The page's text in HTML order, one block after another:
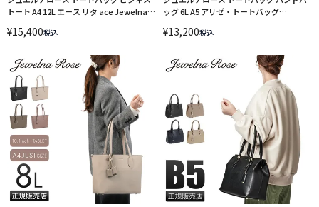
トート A4 12L エース リタ ace Jewelna
¥15,400税込
ッグ 6L A5 アリゼ・トートバッグ
¥13,200税込